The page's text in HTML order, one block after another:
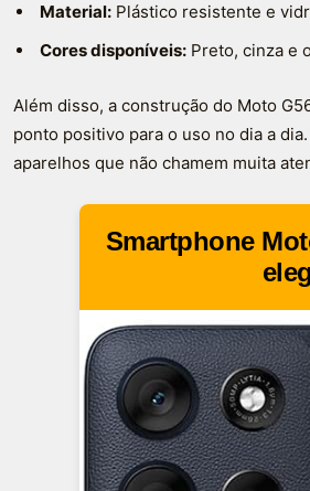
Material: Plástico resistente e
Cores disponíveis: Preto, cinza e
Além disso, a construção do Moto
ponto positivo para o uso no dia a
aparelhos que não chamem muita
Smartphone